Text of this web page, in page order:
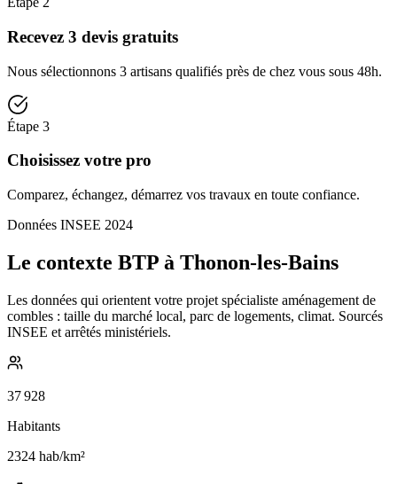
Recevez 3 devis gratuits
Nous sélectionnons 3 artisans qualifiés près de chez vous sous 48h.
Étape 3
Choisissez votre pro
Comparez, échangez, démarrez vos travaux en toute confiance.
Données INSEE 2024
Le contexte BTP à Thonon-les-Bains
Les données qui orientent votre projet spécialiste aménagement de
combles : taille du marché local, parc de logements, climat. Sourcés
INSEE et arrêtés ministériels.
37 928
Habitants
2324 hab/km²